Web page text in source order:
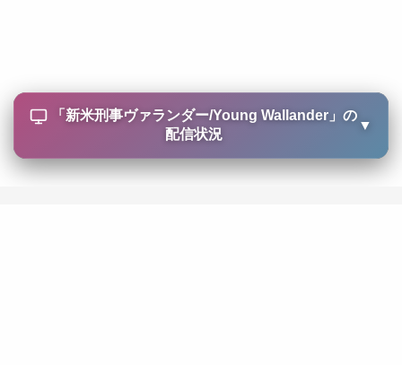
「 新米刑事ヴァランダー/Young Wallander 」の
配信状況
▼